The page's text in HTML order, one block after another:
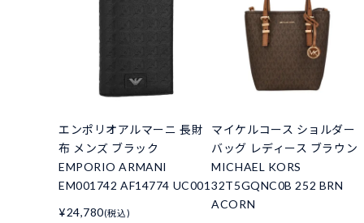
エンポリオアルマーニ 長財
布 メンズ ブラック
EMPORIO ARMANI
EM001742 AF14774 UC001
¥24,780(税込)
マイケルコース ショルダー
バッグ レディース ブラウン
MICHAEL KORS
32T5GQNC0B 252 BRN
ACORN